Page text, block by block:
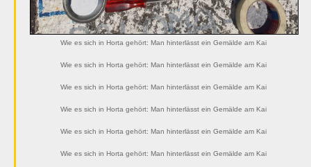
Wie es sich in Horta gehört: Man hinterlässt ein Gemälde am Kai
Wie es sich in Horta gehört: Man hinterlässt ein Gemälde am Kai
Wie es sich in Horta gehört: Man hinterlässt ein Gemälde am Kai
Wie es sich in Horta gehört: Man hinterlässt ein Gemälde am Kai
Wie es sich in Horta gehört: Man hinterlässt ein Gemälde am Kai
Wie es sich in Horta gehört: Man hinterlässt ein Gemälde am Kai